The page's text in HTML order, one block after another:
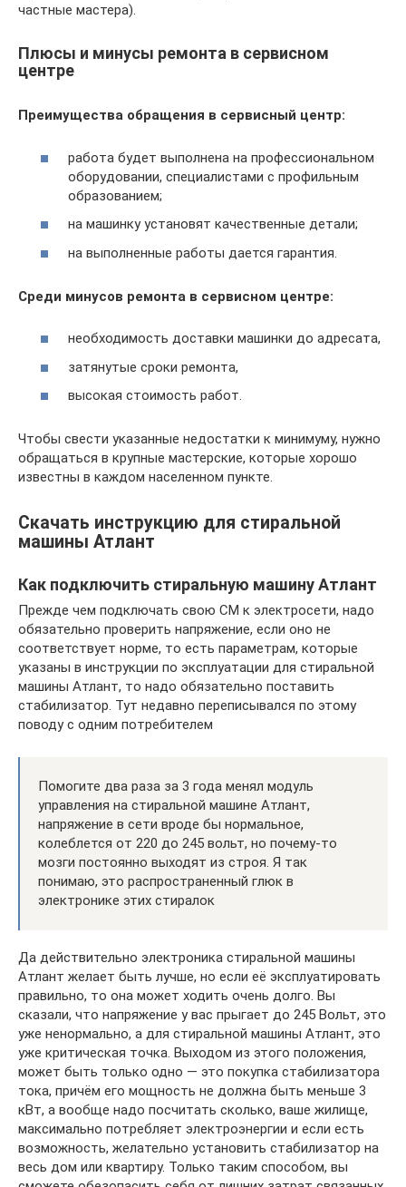
частные мастера).
Плюсы и минусы ремонта в сервисном
центре
Преимущества обращения в сервисный центр:
работа будет выполнена на профессиональном
оборудовании, специалистами с профильным
образованием;
на машинку установят качественные детали;
на выполненные работы дается гарантия.
Среди минусов ремонта в сервисном центре:
необходимость доставки машинки до адресата,
затянутые сроки ремонта,
высокая стоимость работ.
Чтобы свести указанные недостатки к минимуму, нужно
обращаться в крупные мастерские, которые хорошо
известны в каждом населенном пункте.
Скачать инструкцию для стиральной
машины Атлант
Как подключить стиральную машину Атлант
Прежде чем подключать свою СМ к электросети, надо
обязательно проверить напряжение, если оно не
соответствует норме, то есть параметрам, которые
указаны в инструкции по эксплуатации для стиральной
машины Атлант, то надо обязательно поставить
стабилизатор. Тут недавно переписывался по этому
поводу с одним потребителем
Помогите два раза за 3 года менял модуль
управления на стиральной машине Атлант,
напряжение в сети вроде бы нормальное,
колеблется от 220 до 245 вольт, но почему-то
мозги постоянно выходят из строя. Я так
понимаю, это распространенный глюк в
электронике этих стиралок
Да действительно электроника стиральной машины
Атлант желает быть лучше, но если её эксплуатировать
правильно, то она может ходить очень долго. Вы
сказали, что напряжение у вас прыгает до 245 Вольт, это
уже ненормально, а для стиральной машины Атлант, это
уже критическая точка. Выходом из этого положения,
может быть только одно — это покупка стабилизатора
тока, причём его мощность не должна быть меньше 3
кВт, а вообще надо посчитать сколько, ваше жилище,
максимально потребляет электроэнергии и если есть
возможность, желательно установить стабилизатор на
весь дом или квартиру. Только таким способом, вы